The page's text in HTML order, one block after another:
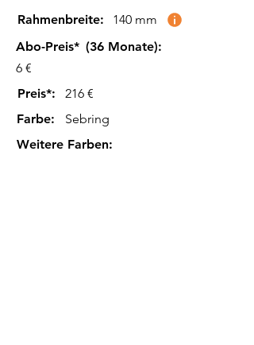
Rahmenbreite:
140 mm
Abo-Preis* (36 Monate):
6 €
Preis*:
216 €
Farbe:
Sebring
Weitere Farben: